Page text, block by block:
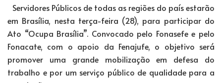
Servidores Públicos de todas as regiões do país estarão
em Brasília, nesta terça-feira (28), para participar do
Ato “Ocupa Brasília”. Convocado pelo Fonasefe e pelo
Fonacate, com o apoio da Fenajufe, o objetivo será
promover uma grande mobilização em defesa do
trabalho e por um serviço público de qualidade para a